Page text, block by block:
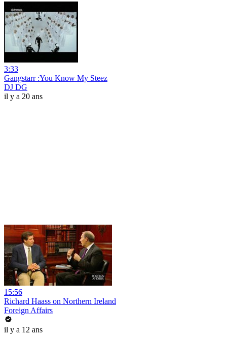
3:33
Gangstarr :You Know My Steez
DJ DG
il y a 20 ans
15:56
Richard Haass on Northern Ireland
Foreign Affairs
il y a 12 ans